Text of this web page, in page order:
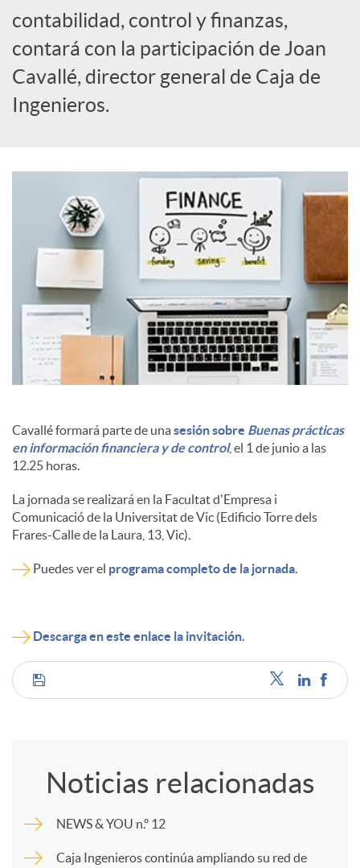
c
i
s
contabilidad, control y finanzas,
contará con la participación de Joan
Cavallé, director general de Caja de
Ingenieros.
Cavallé formará parte de unasesión sobre Buenas prácticas
en información financiera y de control, el 1 de junio a las
12.25 horas.
La jornada se realizará en la Facultat d'Empresa i
Comunicació de la Universitat de Vic (Edificio Torre dels
Frares-Calle de la Laura, 13, Vic).
Puedes ver el programa completo de la jornada
Descarga en este enlace la invitación.
C
p
Noticias relacionadas
NEWS & YOU n.º 12
Caja Ingenieros continúa ampliando su red de